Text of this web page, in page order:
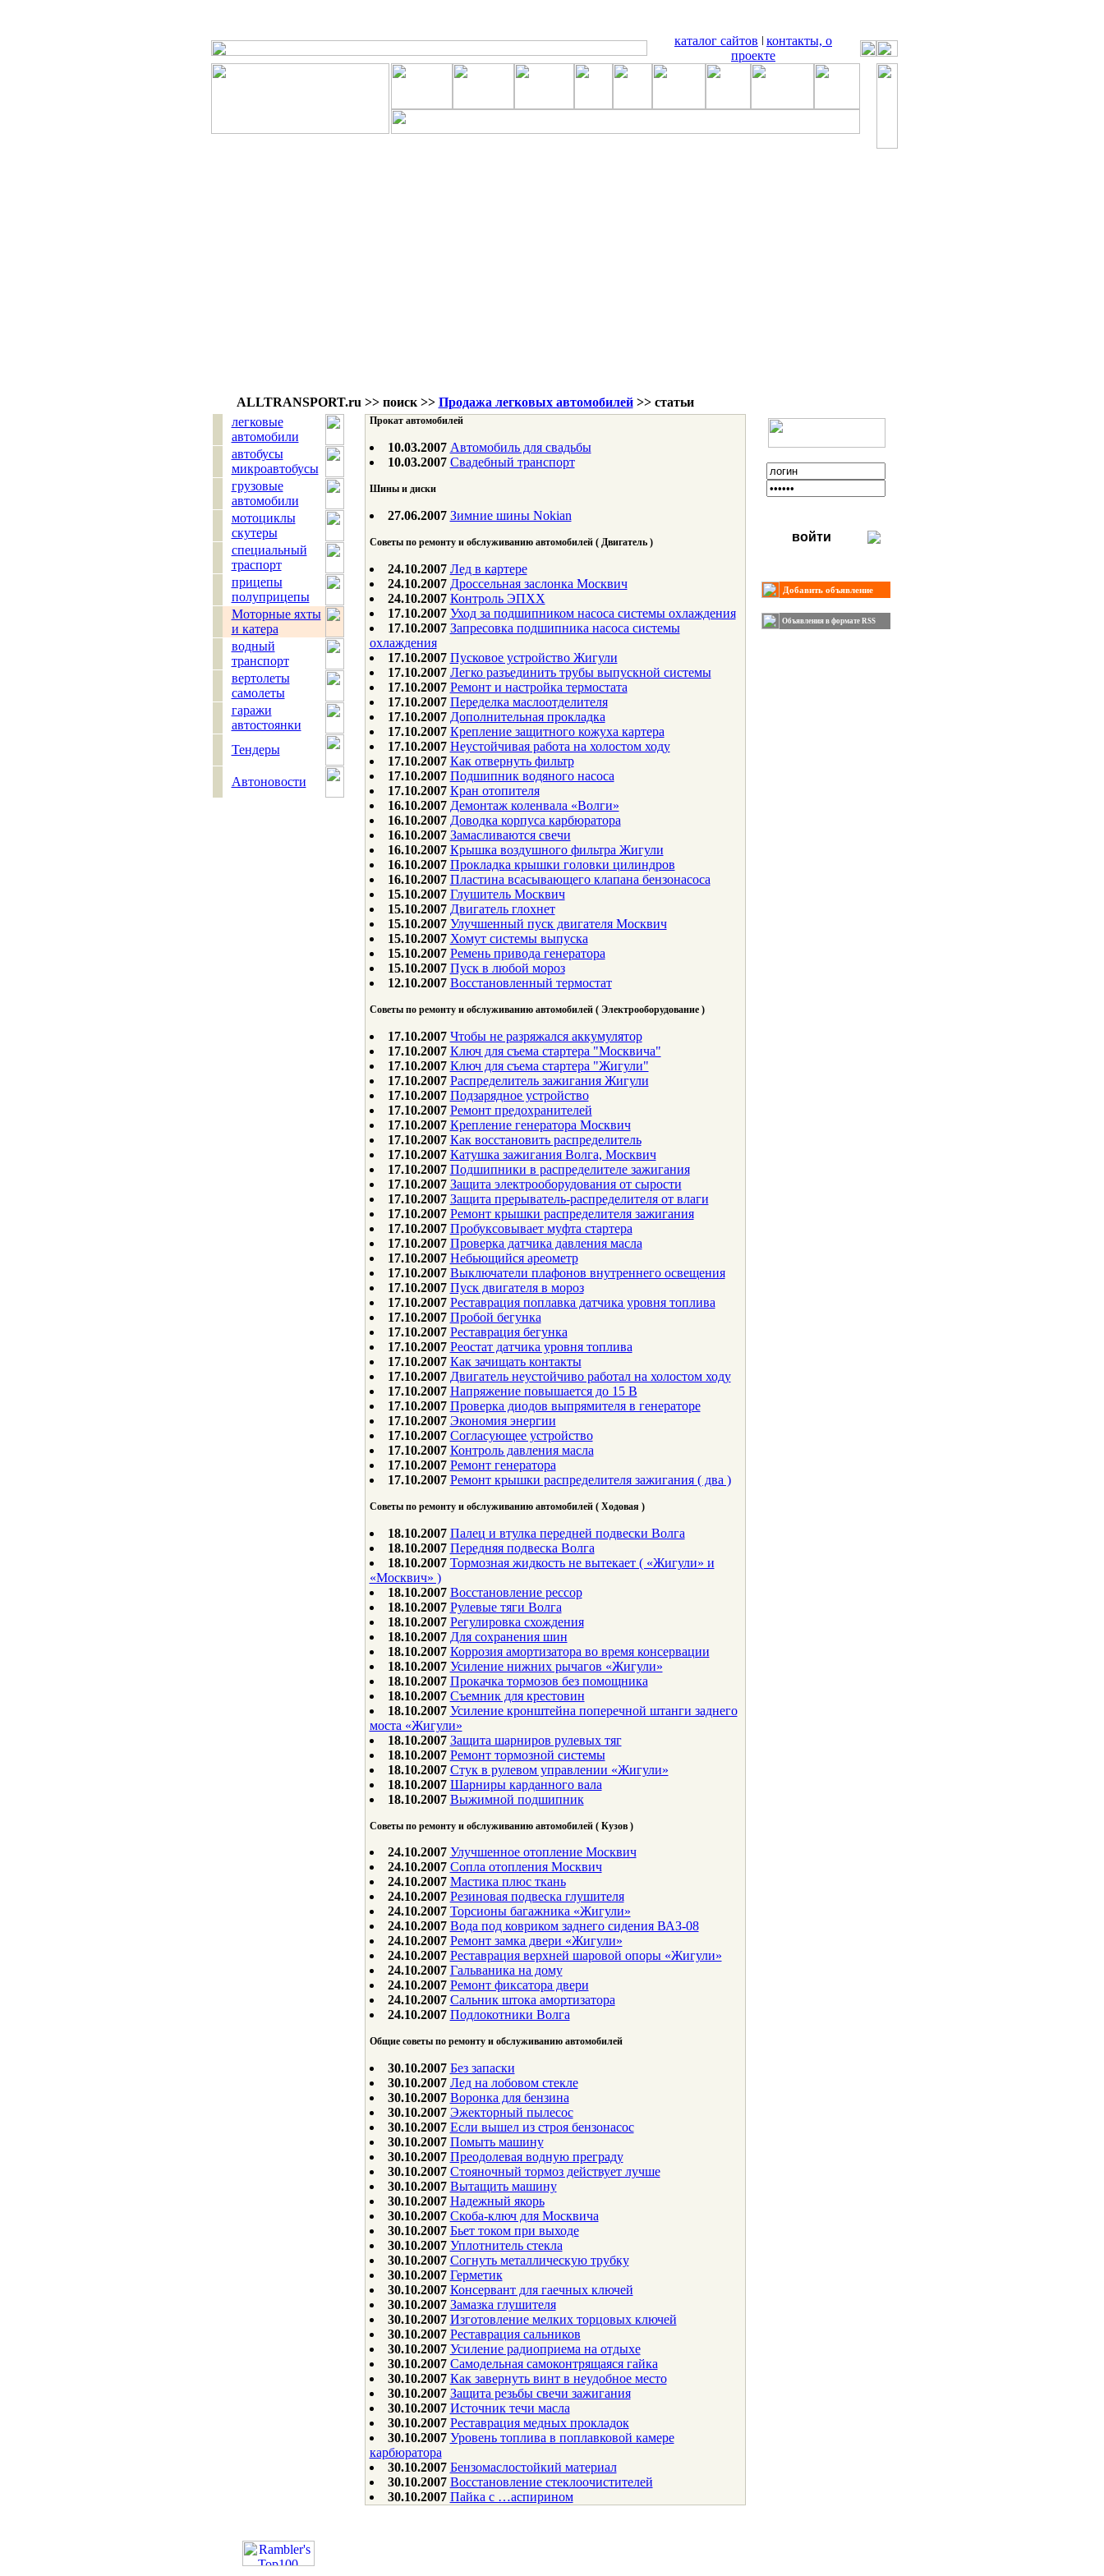
каталог сайтов
контакты, о
проекте
войти
Добавить объявление
Объявления в формате RSS
ALLTRANSPORT.ru >> поиск >> Продажа легковых автомобилей>> статьи
легковые
автомобили
автобусы
микроавтобусы
грузовые
автомобили
мотоциклы
скутеры
специальный
траспорт
прицепы
полуприцепы
Моторные яхты
и катера
водный
транспорт
вертолеты
самолеты
гаражи
автостоянки
Тендеры
Автоновости
Прокат автомобилей
10.03.2007 Автомобиль для свадьбы
10.03.2007 Свадебный транспорт
Шины и диски
27.06.2007 Зимние шины Nokian
Советы по ремонту и обслуживанию автомобилей ( Двигатель )
24.10.2007 Лед в картере
24.10.2007 Дроссельная заслонка Москвич
24.10.2007 Контроль ЭПХХ
17.10.2007 Уход за подшипником насоса системы охлаждения
17.10.2007 Запресовка подшипника насоса системы
охлаждения
17.10.2007 Пусковое устройство Жигули
17.10.2007 Легко разъединить трубы выпускной системы
17.10.2007 Ремонт и настройка термостата
17.10.2007 Переделка маслоотделителя
17.10.2007 Дополнительная прокладка
17.10.2007 Крепление защитного кожуха картера
17.10.2007 Неустойчивая работа на холостом ходу
17.10.2007 Как отвернуть фильтр
17.10.2007 Подшипник водяного насоса
17.10.2007 Кран отопителя
16.10.2007 Демонтаж коленвала «Волги»
16.10.2007 Доводка корпуса карбюратора
16.10.2007 Замасливаются свечи
16.10.2007 Крышка воздушного фильтра Жигули
16.10.2007 Прокладка крышки головки цилиндров
16.10.2007 Пластина всасывающего клапана бензонасоса
15.10.2007 Глушитель Москвич
15.10.2007 Двигатель глохнет
15.10.2007 Улучшенный пуск двигателя Москвич
15.10.2007 Хомут системы выпуска
15.10.2007 Ремень привода генератора
15.10.2007 Пуск в любой мороз
12.10.2007 Восстановленный термостат
Советы по ремонту и обслуживанию автомобилей ( Электрооборудование )
17.10.2007 Чтобы не разряжался аккумулятор
17.10.2007 Ключ для съема стартера "Москвича"
17.10.2007 Ключ для съема стартера "Жигули"
17.10.2007 Распределитель зажигания Жигули
17.10.2007 Подзарядное устройство
17.10.2007 Ремонт предохранителей
17.10.2007 Крепление генератора Москвич
17.10.2007 Как восстановить распределитель
17.10.2007 Катушка зажигания Волга, Москвич
17.10.2007 Подшипники в распределителе зажигания
17.10.2007 Защита электрооборудования от сырости
17.10.2007 Защита прерыватель-распределителя от влаги
17.10.2007 Ремонт крышки распределителя зажигания
17.10.2007 Пробуксовывает муфта стартера
17.10.2007 Проверка датчика давления масла
17.10.2007 Небьющийся ареометр
17.10.2007 Выключатели плафонов внутреннего освещения
17.10.2007 Пуск двигателя в мороз
17.10.2007 Реставрация поплавка датчика уровня топлива
17.10.2007 Пробой бегунка
17.10.2007 Реставрация бегунка
17.10.2007 Реостат датчика уровня топлива
17.10.2007 Как зачищать контакты
17.10.2007 Двигатель неустойчиво работал на холостом ходу
17.10.2007 Напряжение повышается до 15 В
17.10.2007 Проверка диодов выпрямителя в генераторе
17.10.2007 Экономия энергии
17.10.2007 Согласующее устройство
17.10.2007 Контроль давления масла
17.10.2007 Ремонт генератора
17.10.2007 Ремонт крышки распределителя зажигания ( два )
Советы по ремонту и обслуживанию автомобилей ( Ходовая )
18.10.2007 Палец и втулка передней подвески Волга
18.10.2007 Передняя подвеска Волга
18.10.2007 Тормозная жидкость не вытекает ( «Жигули» и
«Москвич» )
18.10.2007 Восстановление рессор
18.10.2007 Рулевые тяги Волга
18.10.2007 Регулировка схождения
18.10.2007 Для сохранения шин
18.10.2007 Коррозия амортизатора во время консервации
18.10.2007 Усиление нижних рычагов «Жигули»
18.10.2007 Прокачка тормозов без помощника
18.10.2007 Съемник для крестовин
18.10.2007 Усиление кронштейна поперечной штанги заднего
моста «Жигули»
18.10.2007 Защита шарниров рулевых тяг
18.10.2007 Ремонт тормозной системы
18.10.2007 Стук в рулевом управлении «Жигули»
18.10.2007 Шарниры карданного вала
18.10.2007 Выжимной подшипник
Советы по ремонту и обслуживанию автомобилей ( Кузов )
24.10.2007 Улучшенное отопление Москвич
24.10.2007 Сопла отопления Москвич
24.10.2007 Мастика плюс ткань
24.10.2007 Резиновая подвеска глушителя
24.10.2007 Торсионы багажника «Жигули»
24.10.2007 Вода под ковриком заднего сидения ВАЗ-08
24.10.2007 Ремонт замка двери «Жигули»
24.10.2007 Реставрация верхней шаровой опоры «Жигули»
24.10.2007 Гальваника на дому
24.10.2007 Ремонт фиксатора двери
24.10.2007 Сальник штока амортизатора
24.10.2007 Подлокотники Волга
Общие советы по ремонту и обслуживанию автомобилей
30.10.2007 Без запаски
30.10.2007 Лед на лобовом стекле
30.10.2007 Воронка для бензина
30.10.2007 Эжекторный пылесос
30.10.2007 Если вышел из строя бензонасос
30.10.2007 Помыть машину
30.10.2007 Преодолевая водную преграду
30.10.2007 Стояночный тормоз действует лучше
30.10.2007 Вытащить машину
30.10.2007 Надежный якорь
30.10.2007 Скоба-ключ для Москвича
30.10.2007 Бьет током при выходе
30.10.2007 Уплотнитель стекла
30.10.2007 Согнуть металлическую трубку
30.10.2007 Герметик
30.10.2007 Консервант для гаечных ключей
30.10.2007 Замазка глушителя
30.10.2007 Изготовление мелких торцовых ключей
30.10.2007 Реставрация сальников
30.10.2007 Усиление радиоприема на отдыхе
30.10.2007 Самодельная самоконтрящаяся гайка
30.10.2007 Как завернуть винт в неудобное место
30.10.2007 Защита резьбы свечи зажигания
30.10.2007 Источник течи масла
30.10.2007 Реставрация медных прокладок
30.10.2007 Уровень топлива в поплавковой камере
карбюратора
30.10.2007 Бензомаслостойкий материал
30.10.2007 Восстановление стеклоочистителей
30.10.2007 Пайка с …аспирином